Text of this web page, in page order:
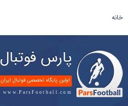
خانه
پارس فوتبال
اولین پایگاه تخصصی فوتبال ایران
www.ParsFootball.com